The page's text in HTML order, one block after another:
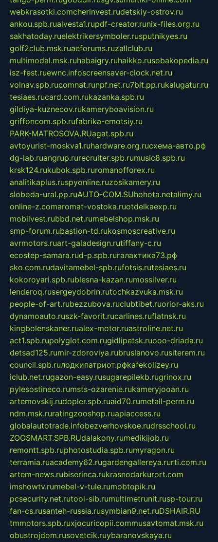
webkrasotki.comcherinvest.rudetskiy-ostrov.ru
ankou.spb.rualvesta1.rupdf-creator.runix-files.org.ru
sakhatoday.ruelektrikersymboler.rusputnikyes.ru
golf2club.msk.ruaeforums.ruzallclub.ru
multimodal.msk.ruhabaigry.ruhaikko.rusobakopedia.ru
isz-fest.ruewnc.infoscreensaver-clock.net.ru
volnav.spb.rucomnat.runpf.net.ru7bit.pp.rukalugatur.ru
tesiaes.rucard.com.rukazanka.spb.ru
gildiya-kuznecov.rukameryboavision.ru
griffoncom.spb.rufabrika-emotsiy.ru
PARK-MATROSOVA.RUagat.spb.ru
avtoyurist-moskva1.ruhardware.org.ruсхема-авто.рф
dg-lab.ruangrup.rurecruiter.spb.rumusic8.spb.ru
krsk124.rukubok.spb.ruromanofforex.ru
analitikaplus.ruspyonline.ruzosikamery.ru
sloboda-ural.pp.ruAUTO-COM.SUhohota.netalimy.ru
online-z.comaromat-vostoka.ruotdelkaexp.ru
mobilvest.rubbd.net.rumebelshop.msk.ru
smp-forum.rubastion-td.rukosmoscreative.ru
avrmotors.ruart-galadesign.rutiffany-c.ru
ecostep-samara.rud-p.spb.ruгалактика73.рф
sko.com.rudavitamebel-spb.rufotsis.rutesiaes.ru
kokoroyari.spb.rublesna-kazan.rumossilver.ru
lenderoq.rusergeydobrin.rutochkazvuka.msk.ru
people-of-art.rubezzubova.ruclubtibet.ruorior-aks.ru
dynamoauto.ruszk-favorit.rucarlines.ruflatnsk.ru
kingbolenskaner.rualex-motor.ruastroline.net.ru
act1.spb.rupolyglot.com.rugidlipetsk.ruooo-driada.ru
detsad125.rumir-zdoroviya.rubruslanovo.rusiterem.ru
council.spb.ruлодкипатриот.рфkafekolizey.ru
iclub.net.rugazon-easy.rusugarepilekb.rugrinox.ru
pylesostineco.rumsts-ozarenie.rukameryjooan.ru
artemovskij.rudopler.spb.ruaid70.rumetall-perm.ru
ndm.msk.ruratingzooshop.ruapiaccess.ru
globalautotrade.infobezverhovskoe.rudrsschool.ru
ZOOSMART.SPB.RUdalakony.rumedikijob.ru
remontt.spb.ruphotostudia.spb.rumyragon.ru
terramia.ruacademy62.rugardengallereya.rurti.com.ru
artem-news.rubiserinca.rukrasnodarkurort.com
imshowtv.rumebel-v-tule.rumobtopik.ru
pcsecurity.net.rutool-sib.rumultimetrunit.rusp-tour.ru
fan-cs.rusanteh-russia.rusymbian9.net.ruDSHAIR.RU
tmmotors.spb.ruxjocuricopii.commusavtomat.msk.ru
obustrojdom.rusovetcik.ruybaranovskaya.ru